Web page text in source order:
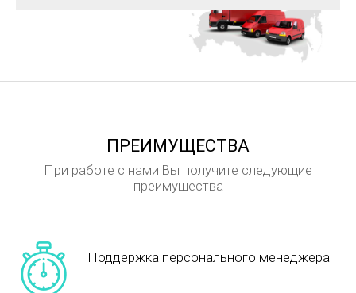
ПРЕИМУЩЕСТВА
При работе с нами Вы получите следующие
преимущества
Поддержка персонального менеджера